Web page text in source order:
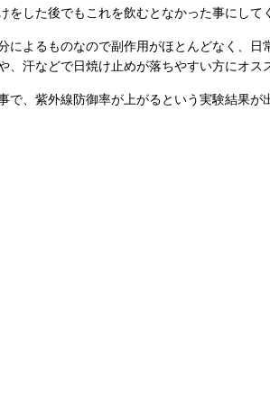
をした後でもこれを飲むとなかった事にして
によるものなので副作用がほとんどなく、
、汗などで日焼け止めが落ちやすい方にオス
で、紫外線防御率が上がるという実験結果